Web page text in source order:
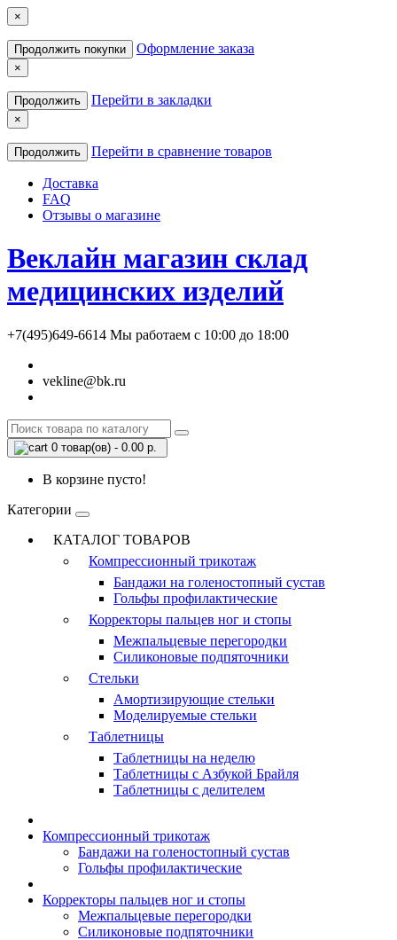
×
Продолжить покупки Оформление заказа
×
Продолжить Перейти в закладки
×
Продолжить Перейти в сравнение товаров
Доставка
FAQ
Отзывы о магазине
Веклайн магазин склад
медицинских изделий
+7(495)649-6614 Мы работаем с 10:00 до 18:00
vekline@bk.ru
0 товар(ов) - 0.00 р.
В корзине пусто!
Категории
КАТАЛОГ ТОВАРОВ
Компрессионный трикотаж
Бандажи на голеностопный сустав
Гольфы профилактические
Корректоры пальцев ног и стопы
Межпальцевые перегородки
Силиконовые подпяточники
Стельки
Амортизирующие стельки
Моделируемые стельки
Таблетницы
Таблетницы на неделю
Таблетницы с Азбукой Брайля
Таблетницы с делителем
Компрессионный трикотаж
Бандажи на голеностопный сустав
Гольфы профилактические
Корректоры пальцев ног и стопы
Межпальцевые перегородки
Силиконовые подпяточники